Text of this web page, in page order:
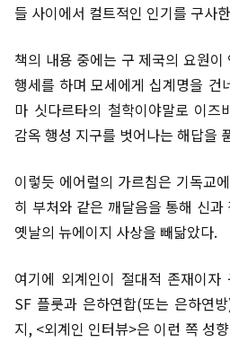
들 사이에서 컬트적인 인기를 구사
책의 내용 중에는 구 제국의 요원
행세를 하며 모세에게 십계명을 건
마 싯다르타의 철학이야말로 이즈
감옥 행성 지구를 벗어나는 해답을
이렇듯 에어럴의 가르침은 기독교
히 부처와 같은 깨달음을 통해 신
옛날의 뉴에이지 사상을 빼닮았다.
여기에 외계인이 절대적 존재이자
SF 플룻과 은하연합(또는 은하연
지, <외계인 인터뷰>은 이런 쪽 성